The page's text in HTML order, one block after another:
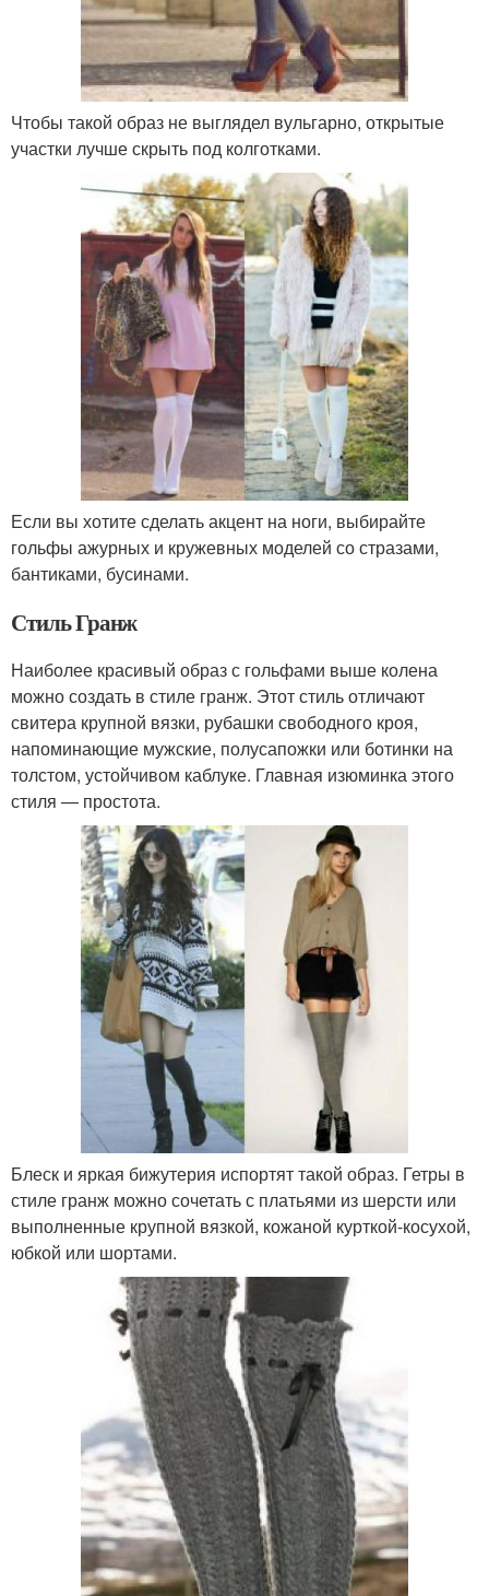
Чтобы такой образ не выглядел вульгарно, открытые
участки лучше скрыть под колготками.
Если вы хотите сделать акцент на ноги, выбирайте
гольфы ажурных и кружевных моделей со стразами,
бантиками, бусинами.
Стиль Гранж
Наиболее красивый образ с гольфами выше колена
можно создать в стиле гранж. Этот стиль отличают
свитера крупной вязки, рубашки свободного кроя,
напоминающие мужские, полусапожки или ботинки на
толстом, устойчивом каблуке. Главная изюминка этого
стиля — простота.
Блеск и яркая бижутерия испортят такой образ. Гетры в
стиле гранж можно сочетать с платьями из шерсти или
выполненные крупной вязкой, кожаной курткой-косухой,
юбкой или шортами.